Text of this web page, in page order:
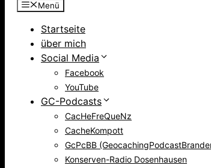
Menü
Startseite
über mich
Social Media
Facebook
YouTube
GC-Podcasts
CacHeFreQueNz
CacheKompott
GcPcBB
Konserven-Radio Dosenhausen